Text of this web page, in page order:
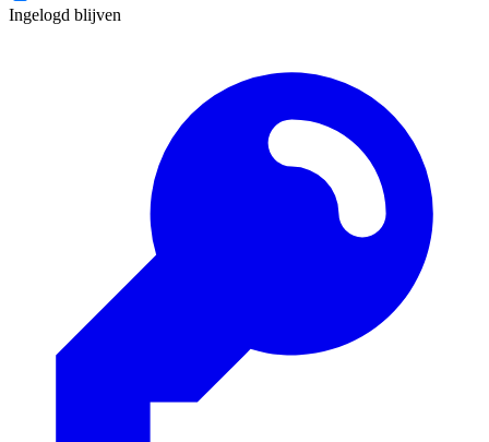
Ingelogd blijven